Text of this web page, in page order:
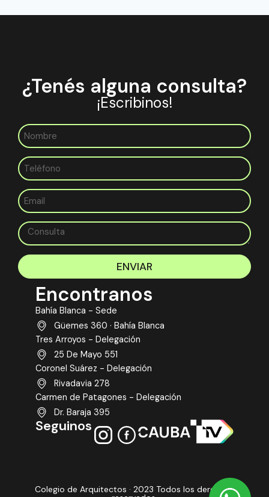
¿Tenés alguna consulta?
¡Escribinos!
ENVIAR
Encontranos
Bahía Blanca - Sede
Güemes 360 · Bahía Blanca
Tres Arroyos - Delegación
25 De Mayo 551
Coronel Suárez - Delegación
Rivadavia 278
Carmen de Patagones - Delegación
Dr. Baraja 395
Seguinos
Colegio de Arquitectos · 2023 Todos los derechos